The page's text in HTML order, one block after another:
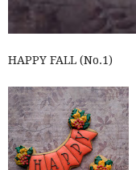
HAPPY FALL (No.1)